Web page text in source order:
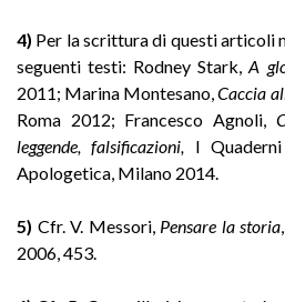
4) Per la scrittura di questi articoli
seguenti testi: Rodney Stark,A
2011; Marina Montesano,Caccia
Roma 2012; Francesco Agnoli,
leggende, falsificazioni,
I
Apologetica, Milano 2014.
5) Cfr. V. Messori, Pensare la storia
2006, 453.